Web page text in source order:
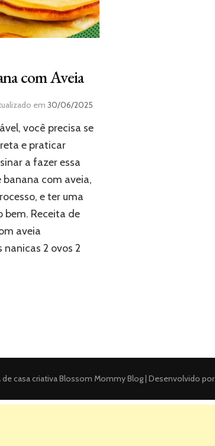
com Aveia
em 30/06/2025
você precisa se
e praticar
a fazer essa
com aveia,
e ter uma
bem. Receita de
aveia
nanicas 2 ovos 2
casa criativaBlossom Mommy Blog | Desenvolvido por